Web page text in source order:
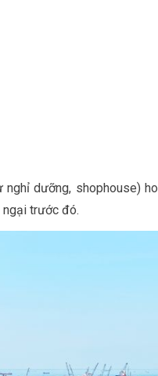
dưỡng, shophouse)
trước đó.